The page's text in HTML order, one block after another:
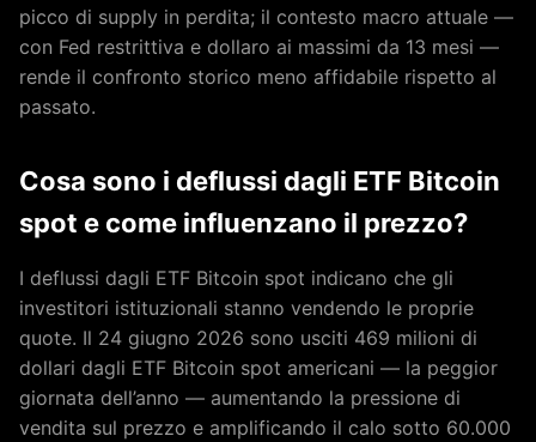
picco di supply in perdita; il contesto macro attuale —
con Fed restrittiva e dollaro ai massimi da 13 mesi —
rende il confronto storico meno affidabile rispetto al
passato.
Cosa sono i deflussi dagli ETF Bitcoin
spot e come influenzano il prezzo?
I deflussi dagli ETF Bitcoin spot indicano che gli
investitori istituzionali stanno vendendo le proprie
quote. Il 24 giugno 2026 sono usciti 469 milioni di
dollari dagli ETF Bitcoin spot americani — la peggior
giornata dell’anno — aumentando la pressione di
vendita sul prezzo e amplificando il calo sotto 60.000